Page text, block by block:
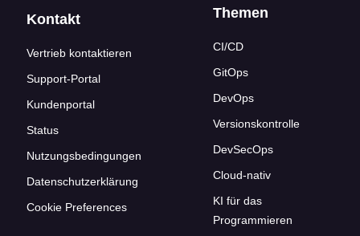
Kontakt
Vertrieb kontaktieren
Support-Portal
Kundenportal
Status
Nutzungsbedingungen
Datenschutzerklärung
Cookie Preferences
Themen
CI/CD
GitOps
DevOps
Versionskontrolle
DevSecOps
Cloud-nativ
KI für das
Programmieren